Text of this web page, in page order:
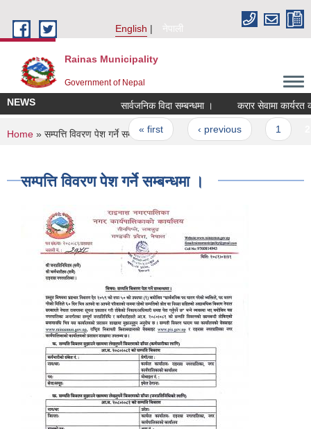
English
नेपाली
Rainas Municipality
Government of Nepal
NEWS सार्वजनिक विदा सम्बन्धमा । करार सेवामा कार्यरत
Pages
« first ‹ previous
You are here
Home » सम्पत्ति विवरण पेश गर्ने सम्बन्धमा ।
सम्पत्ति विवरण पेश गर्ने सम्बन्धमा ।